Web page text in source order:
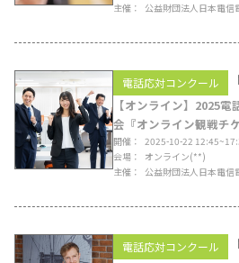
主催
公益財団法人日本電信
電話応対コンクール
【オンライン】2025
会『オンライン観戦チ
開催
2025-10-22
会場
オンライン(**)
主催
公益財団法人日本電信
電話応対コンクール